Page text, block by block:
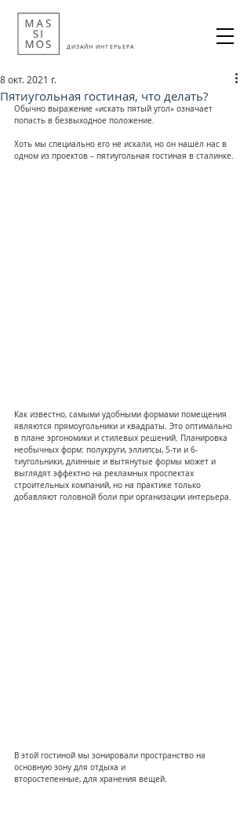
ДИЗАЙН ИНТЕРЬЕРА
Пятиугольная гостиная, что делать?
8 окт. 2021 г.
Обычно выражение «искать пятый угол» означает
попасть в безвыходное положение.
Хоть мы специально его не искали, но он нашёл нас в
одном из проектов – пятиугольная гостиная в сталинке.
Как известно, самыми удобными формами помещения
являются прямоугольники и квадраты. Это оптимально
в плане эргономики и стилевых решений. Планировка
необычных форм: полукруги, эллипсы, 5-ти и 6-
тиугольники, длинные и вытянутые формы может и
выглядят эффектно на рекламных проспектах
строительных компаний, но на практике только
добавляют головной боли при организации интерьера.
В этой гостиной мы зонировали пространство на
основную зону для отдыха и
второстепенные, для хранения вещей.